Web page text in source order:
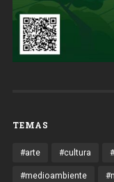
TEMAS
#arte #cultura
#medioambiente